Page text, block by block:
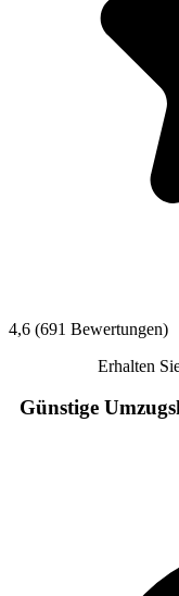
4,6 (691 Bewertungen)
Erhalten
Günstige